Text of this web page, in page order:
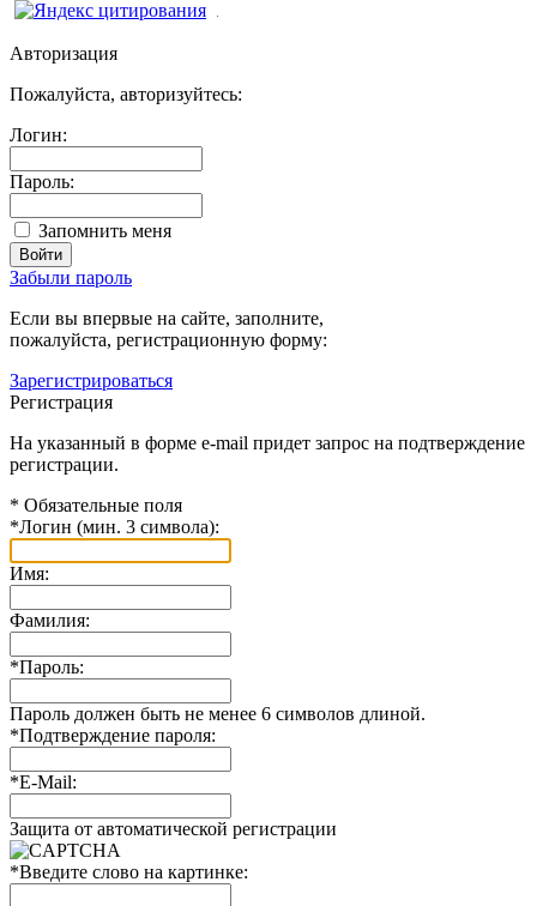
Авторизация
Пожалуйста, авторизуйтесь:
Логин:
Пароль:
Запомнить меня
Забыли пароль
Если вы впервые на сайте, заполните,
пожалуйста, регистрационную форму:
Зарегистрироваться
Регистрация
На указанный в форме e-mail придет запрос на подтверждение
регистрации.
* Обязательные поля
*Логин (мин. 3 символа):
Имя:
Фамилия:
*Пароль:
Пароль должен быть не менее 6 символов длиной.
*Подтверждение пароля:
*E-Mail:
Защита от автоматической регистрации
*Введите слово на картинке: